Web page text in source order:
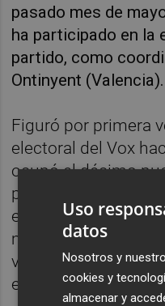
pasado mes de
ha participado en la
partido, como
Ontinyent (Valencia).
Figuró por primera
electoral del Vox
ocupó el décimo
por València, con la
ediles, y volvió a
municipales del
vez en el séptimo
escaños).
Uso
datos
Nosotros y
cookies y
almacenar y